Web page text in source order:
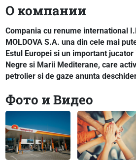
О компании
Compania cu renume international
MOLDOVA S.A. una din cele mai
Estul Europei si un important
Negre si Marii Mediterane, care
petrolier si de gaze anunta
Фото и Видео